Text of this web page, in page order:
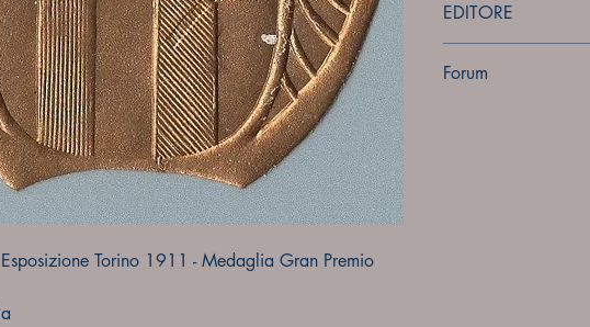
Torino 1911 - Medaglia Gran Premio
EDITORE
Forum